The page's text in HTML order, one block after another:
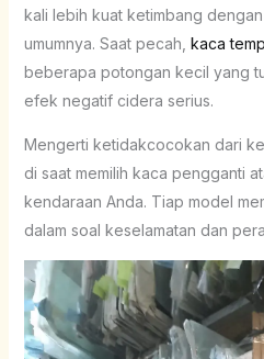
kali lebih kuat ketimbang
umumnya. Saat pecah, kaca
beberapa potongan kecil yang
efek negatif cidera serius.
Mengerti ketidakcocokan dari
di saat memilih kaca pengganti
kendaraan Anda. Tiap model
dalam soal keselamatan dan